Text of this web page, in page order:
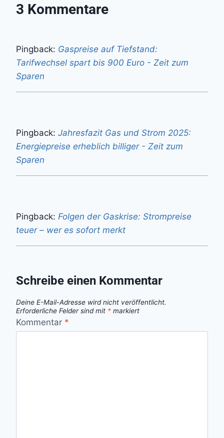
3 Kommentare
Pingback: Gaspreise auf Tiefstand:
Tarifwechsel spart bis 900 Euro - Zeit zum
Sparen
Pingback: Jahresfazit Gas und Strom 2025:
Energiepreise erheblich billiger - Zeit zum
Sparen
Pingback: Folgen der Gaskrise: Strompreise
teuer – wer es sofort merkt
Schreibe einen Kommentar
Deine E-Mail-Adresse wird nicht veröffentlicht.
Erforderliche Felder sind mit * markiert
Kommentar *